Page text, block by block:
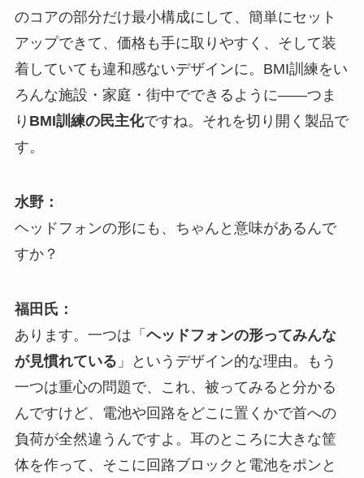
のコアの部分だけ最小構成にして、簡単にセット
アップできて、価格も手に取りやすく、そして装
着していても違和感ないデザインに。BMI訓練をい
ろんな施設・家庭・街中でできるように――つま
り BMI訓練の民主化ですね。それを切り開く製品で
す。
水野：
ヘッドフォンの形にも、ちゃんと意味があるんで
すか？
福田氏：
あります。一つは「 ヘッドフォンの形ってみんな
が見慣れている 」というデザイン的な理由。もう
一つは重心の問題で、これ、被ってみると分かる
んですけど、電池や回路をどこに置くかで首への
負荷が全然違うんですよ。耳のところに大きな筐
体を作って、そこに回路ブロックと電池をポンと